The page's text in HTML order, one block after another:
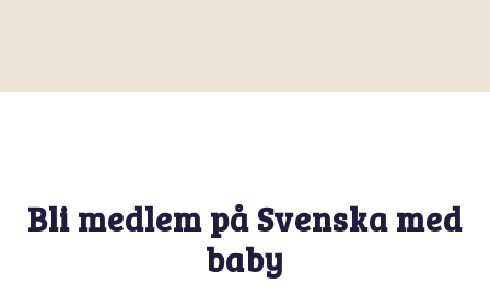
Bli medlem på Svenska med
baby